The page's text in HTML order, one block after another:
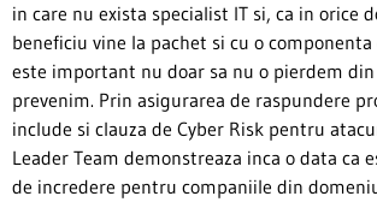
in care nu exista specialist IT si, ca in orice
beneficiu vine la pachet si cu o componenta
este important nu doar sa nu o pierdem din
prevenim. Prin asigurarea de raspundere
include si clauza de Cyber Risk pentru
Leader Team demonstreaza inca o data ca
de incredere pentru companiile din